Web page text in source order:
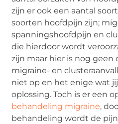
zijn er ook een aantal
soorten hoofdpijn zijn;
spanningshoofdpijn en
die hierdoor wordt
zijn maar hier is nog geen
migraine- en
niet op en het enige wat
oplossing. Toch is er een
behandeling migraine,
behandeling wordt de